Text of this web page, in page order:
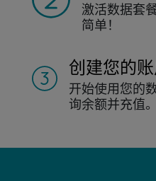
激活数据套
简单！
创建您的
开始使用您的
询余额并充值。